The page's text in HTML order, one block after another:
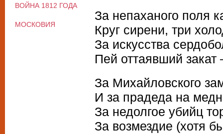
За непаханого поля
Круг сирени, три
За искусства
Пей оттаявший
За Михайловского
И за прадеда на
За недолгое убийц
За возмездие (хотя
ВОЙНА 1812 ГОДА
МОСКОВИЯ